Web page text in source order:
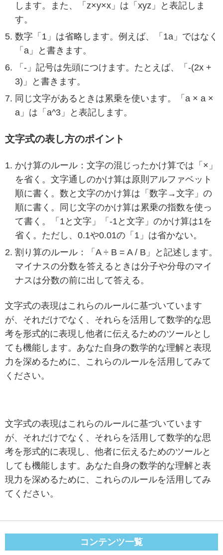
します。また、「z×y×x」は「xyz」と表記しま
す。
数字「1」は省略します。例えば、「1a」ではなく
「a」と書きます。
「-」記号は先頭につけます。たとえば、「-(2x +
3)」と書きます。
同じ文字があるときは累乗を使います。「a × a ×
a」は「a^3」と表記します。
文字式の表し方のポイント
かけ算のルール：文字の混じったかけ算では「×」
を省く。文字通しのかけ算は原則アルファベット
順に書く。数と文字のかけ算は「数字→文字」の
順に書く。同じ文字のかけ算は累乗の指数を使っ
て書く。「1と文字」「-1と文字」のかけ算は1を
省く。ただし、0.1や0.01の「1」は省かない。
割り算のルール：「A ÷ B = A / B」と記述します。
マイナスの分数を答えるときは分子や分母のマイ
ナスは分数の前に出して答える。
文字式の表現はこれらのルールに基づいています
が、それだけでなく、それらを活用して数学的な思
考を形式的に表現し他者に伝えるためのツールとし
ても機能します。あなた自身の数学的な理解と表現
力を深めるために、これらのルールを活用してみて
ください。
文字式の表現はこれらのルールに基づいています
が、それだけでなく、それらを活用して数学的な思
考を形式的に表現し、他者に伝えるためのツールと
しても機能します。あなた自身の数学的な理解と表
現力を深めるために、これらのルールを活用してみ
てください。
コンテンツ一覧